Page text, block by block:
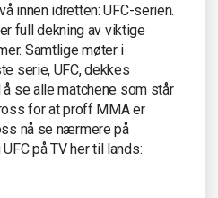
innen idretten: UFC-serien.
full dekning av viktige
Samtlige møter i
serie, UFC, dekkes
se alle matchene som står
for at proff MMA er
nå se nærmere på
på TV her til lands: